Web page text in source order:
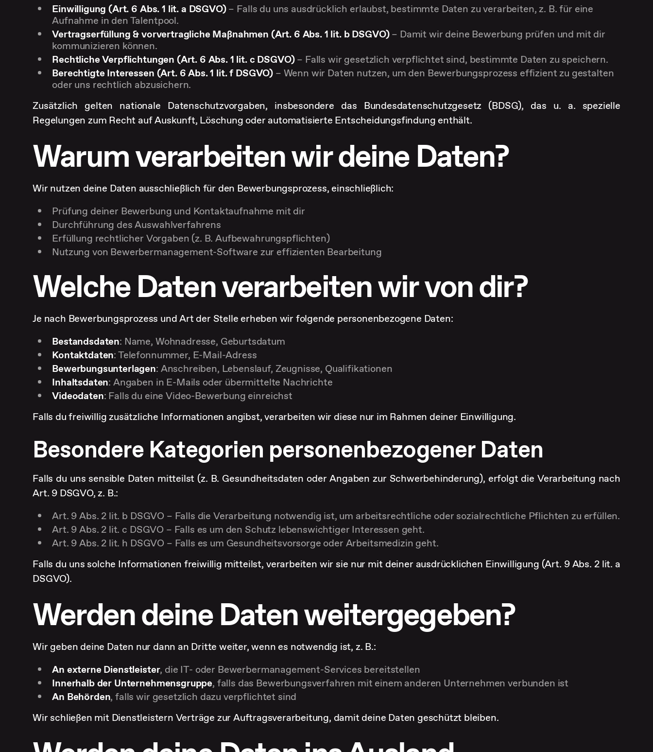
Einwilligung (Art. 6 Abs. 1 lit. a DSGVO)– Falls du uns ausdrücklich erlaubst, bestimmte Daten zu verarbeiten, z. B. für eine
Aufnahme in den Talentpool.
Vertragserfüllung & vorvertragliche Maßnahmen (Art. 6 Abs. 1 lit. b DSGVO)– Damit wir deine Bewerbung prüfen und mit dir
kommunizieren können.
Rechtliche Verpflichtungen (Art. 6 Abs. 1 lit. c DSGVO)– Falls wir gesetzlich verpflichtet sind, bestimmte Daten zu speichern.
Berechtigte Interessen (Art. 6 Abs. 1 lit. f DSGVO) – Wenn wir Daten nutzen, um den Bewerbungsprozess effizient zu gestalten
oder uns rechtlich abzusichern.
Zusätzlich gelten nationale Datenschutzvorgaben, insbesondere das Bundesdatenschutzgesetz (BDSG), das u. a. spezielle
Regelungen zum Recht auf Auskunft, Löschung oder automatisierte Entscheidungsfindung enthält.
Warum verarbeiten wir deine Daten?
Wir nutzen deine Daten ausschließlich für den Bewerbungsprozess, einschließlich:
Prüfung deiner Bewerbung und Kontaktaufnahme mit dir
Durchführung des Auswahlverfahrens
Erfüllung rechtlicher Vorgaben (z. B. Aufbewahrungspflichten)
Nutzung von Bewerbermanagement-Software zur effizienten Bearbeitung
Welche Daten verarbeiten wir von dir?
Je nach Bewerbungsprozess und Art der Stelle erheben wir folgende personenbezogene Daten:
Bestandsdaten: Name, Wohnadresse, Geburtsdatum
Kontaktdaten: Telefonnummer, E-Mail-Adress
Bewerbungsunterlagen: Anschreiben, Lebenslauf, Zeugnisse, Qualifikationen
Inhaltsdaten: Angaben in E-Mails oder übermittelte Nachrichte
Videodaten: Falls du eine Video-Bewerbung einreichst
Falls du freiwillig zusätzliche Informationen angibst, verarbeiten wir diese nur im Rahmen deiner Einwilligung.
Besondere Kategorien personenbezogener Daten
Falls du uns sensible Daten mitteilst (z. B. Gesundheitsdaten oder Angaben zur Schwerbehinderung), erfolgt die Verarbeitung nach
Art. 9 DSGVO, z. B.:
Art. 9 Abs. 2 lit. b DSGVO – Falls die Verarbeitung notwendig ist, um arbeitsrechtliche oder sozialrechtliche Pflichten zu erfüllen.
Art. 9 Abs. 2 lit. c DSGVO – Falls es um den Schutz lebenswichtiger Interessen geht.
Art. 9 Abs. 2 lit. h DSGVO – Falls es um Gesundheitsvorsorge oder Arbeitsmedizin geht.
Falls du uns solche Informationen freiwillig mitteilst, verarbeiten wir sie nur mit deiner ausdrücklichen Einwilligung (Art. 9 Abs. 2 lit. a
DSGVO).
Werden deine Daten weitergegeben?
Wir geben deine Daten nur dann an Dritte weiter, wenn es notwendig ist, z. B.:
An externe Dienstleister, die IT- oder Bewerbermanagement-Services bereitstellen
Innerhalb der Unternehmensgruppe, falls das Bewerbungsverfahren mit einem anderen Unternehmen verbunden ist
An Behörden, falls wir gesetzlich dazu verpflichtet sind
Wir schließen mit Dienstleistern Verträge zur Auftragsverarbeitung, damit deine Daten geschützt bleiben.